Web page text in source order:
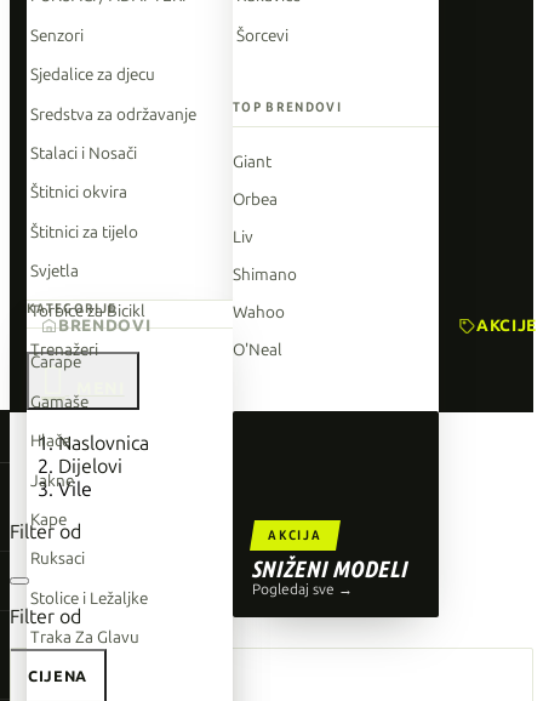
Senzori
Sjedalice za djecu
Sredstva za održavanje
Stalaci i Nosači
Štitnici okvira
Štitnici za tijelo
Svjetla
Torbice za Bicikl
Trenažeri
Giant
Orbea
Liv
Shimano
Wahoo
Šorcevi
TOP BRENDOVI
Giant
Orbea
Liv
Shimano
Wahoo
O'Neal
AKCIJA
SNIŽENI MODELI
Pogledaj sve →
KATEGORIJE
Čarape
Gamaše
Hlače
Jakne
Kape
Ruksaci
Stolice i Ležaljke
Traka Za Glavu
BRENDOVI AKCIJE

Naslovnica
Dijelovi
Vile
Filter od
Filter od
CIJENA